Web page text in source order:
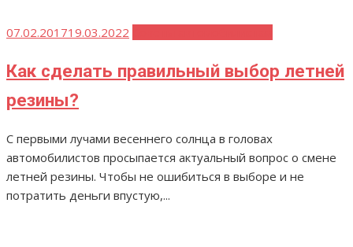
Опубликовано
07.02.201719.03.2022
Как сделать правильный выбор летней
резины?
С первыми лучами весеннего солнца в головах
автомобилистов просыпается актуальный вопрос о смене
летней резины. Чтобы не ошибиться в выборе и не
потратить деньги впустую,...